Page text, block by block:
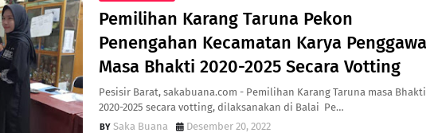
Pemilihan Karang Taruna Pekon
Penengahan Kecamatan Karya Penggawa
Masa Bhakti 2020-2025 Secara Votting
Pesisir Barat, sakabuana.com - Pemilihan Karang Taruna masa Bhakti
2020-2025 secara votting, dilaksanakan di Balai Pe…
Saka Buana
Desember 20, 2022